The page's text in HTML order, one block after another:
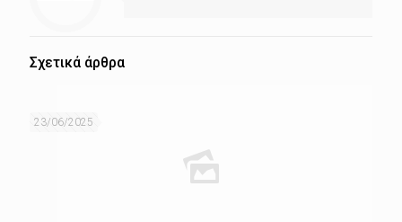
Σχετικά άρθρα
23/06/2025